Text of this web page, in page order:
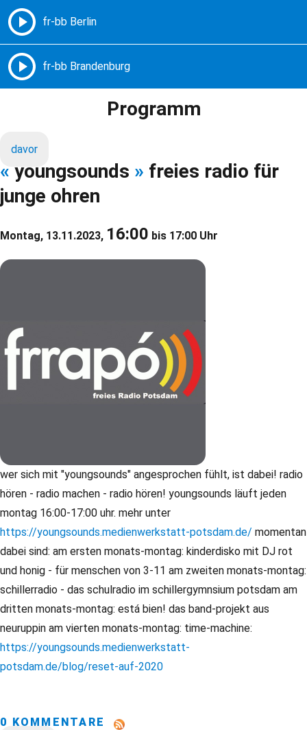
Freie Radios – Berlin Brandenburg
Programm
davor
« youngsounds » freies radio für
junge ohren
Montag, 13.11.2023, 16:00 bis 17:00 Uhr
wer sich mit "youngsounds" angesprochen fühlt, ist dabei! radio
hören - radio machen - radio hören! youngsounds läuft jeden
montag 16:00-17:00 uhr. mehr unter
https://youngsounds.medienwerkstatt-potsdam.de/ momentan
dabei sind: am ersten monats-montag: kinderdisko mit DJ rot
und honig - für menschen von 3-11 am zweiten monats-montag:
schillerradio - das schulradio im schillergymnsium potsdam am
dritten monats-montag: está bien! das band-projekt aus
neuruppin am vierten monats-montag: time-machine:
https://youngsounds.medienwerkstatt-
potsdam.de/blog/reset-auf-2020
0 KOMMENTARE